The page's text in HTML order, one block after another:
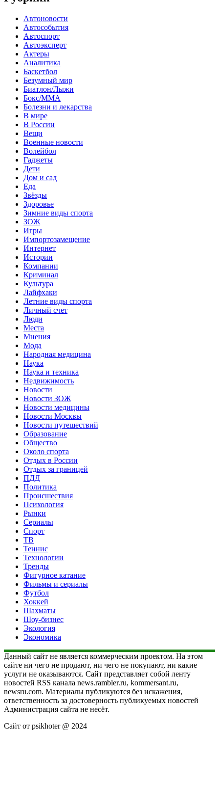
Автоновости
Автособытия
Автоспорт
Автоэксперт
Актеры
Аналитика
Баскетбол
Безумный мир
Биатлон/Лыжи
Бокс/MMA
Болезни и лекарства
В мире
В России
Вещи
Военные новости
Волейбол
Гаджеты
Дети
Дом и сад
Еда
Звёзды
Здоровье
Зимние виды спорта
ЗОЖ
Игры
Импортозамещение
Интернет
Истории
Компании
Криминал
Культура
Лайфхаки
Летние виды спорта
Личный счет
Люди
Места
Мнения
Мода
Народная медицина
Наука
Наука и техника
Недвижимость
Новости
Новости ЗОЖ
Новости медицины
Новости Москвы
Новости путешествий
Образование
Общество
Около спорта
Отдых в России
Отдых за границей
ПДД
Политика
Происшествия
Психология
Рынки
Сериалы
Спорт
ТВ
Теннис
Технологии
Тренды
Фигурное катание
Фильмы и сериалы
Футбол
Хоккей
Шахматы
Шоу-бизнес
Экология
Экономика
Данный сайт не является коммерческим проектом. На этом
сайте ни чего не продают, ни чего не покупают, ни какие
услуги не оказываются. Сайт представляет собой ленту
новостей RSS канала news.rambler.ru, kommersant.ru,
newsru.com. Материалы публикуются без искажения,
ответственность за достоверность публикуемых новостей
Администрация сайта не несёт.
Сайт от psikhoter @ 2024